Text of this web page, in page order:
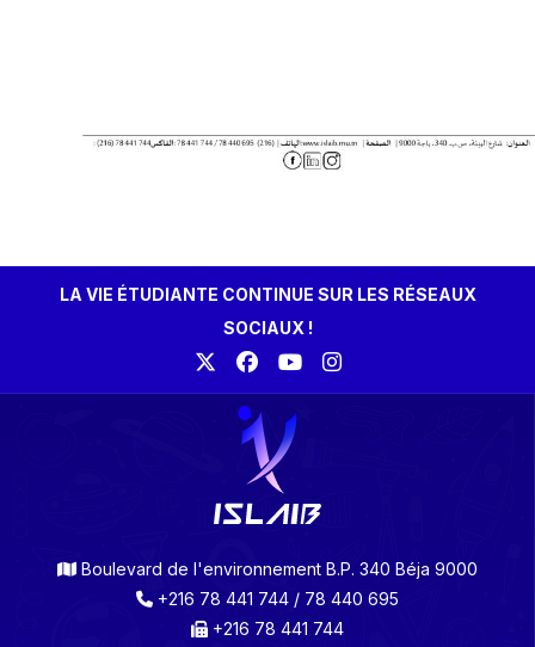
LA VIE ÉTUDIANTE CONTINUE SUR LES RÉSEAUX
SOCIAUX !
Boulevard de l'environnement B.P. 340 Béja 9000
+216 78 441 744 / 78 440 695
+216 78 441 744